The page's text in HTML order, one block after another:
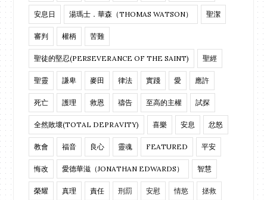
安息日 湯瑪士．華森（THOMAS WATSON） 聖潔
審判 權柄 苦難
聖徒的堅忍(PERSEVERANCE OF THE SAINT) 聖經
聖靈 謙卑 麥田 律法 實踐 愛 應許
死亡 護理 救恩 禱告 至高的主權 試探
全然敗壞(TOTAL DEPRAVITY) 喜樂 安息 忿怒
教會 福音 良心 靈魂 FEATURED 平安
悔改 愛德華滋（JONATHAN EDWARDS） 智慧
榮耀 真理 責任 刑罰 安慰 情慾 拯救